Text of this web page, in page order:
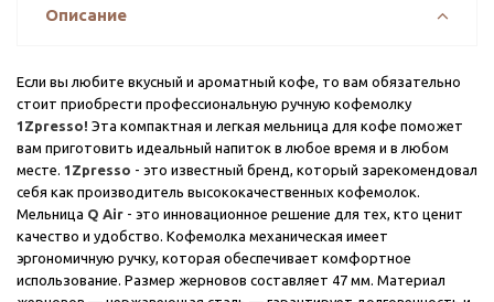
Описание
Если вы любите вкусный и ароматный кофе, то вам обязательно
стоит приобрести профессиональную ручную кофемолку
1Zpresso! Эта компактная и легкая мельница для кофе поможет
вам приготовить идеальный напиток в любое время и в любом
месте. 1Zpresso - это известный бренд, который зарекомендовал
себя как производитель высококачественных кофемолок.
Мельница Q Air - это инновационное решение для тех, кто ценит
качество и удобство. Кофемолка механическая имеет
эргономичную ручку, которая обеспечивает комфортное
использование. Размер жерновов составляет 47 мм. Материал